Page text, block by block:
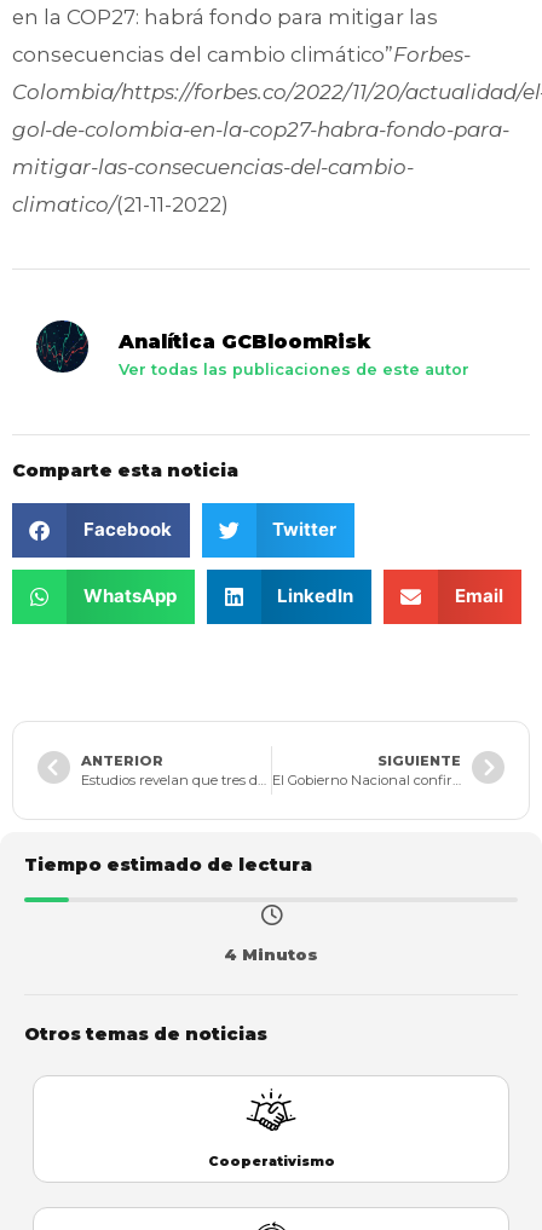
en la COP27: habrá fondo para mitigar las
consecuencias del cambio climático”Forbes-
Colombia/https://forbes.co/2022/11/20/actualidad/
gol-de-colombia-en-la-cop27-habra-fondo-para-
mitigar-las-consecuencias-del-cambio-
climatico/(21-11-2022)
Analítica GCBloomRisk
Ver todas las publicaciones de este autor
Comparte esta noticia
Facebook Twitter
WhatsApp LinkedIn Email
ANTERIOR
Estudios revelan que tres de cada cuatro personas que compraron bitcoines perdieron dinero
SIGUIENTE
El Gobierno Nacional confirmó cumplimiento de 108,4% en la meta de recaudo tributario.
Tiempo estimado de lectura
4 Minutos
Otros temas de noticias
Cooperativismo